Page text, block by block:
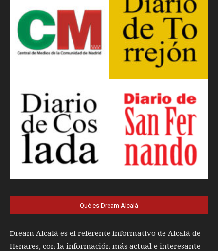
Qué es Dream Alcalá
Dream Alcalá es el referente informativo de Alcalá de
Henares, con la información más actual e interesante